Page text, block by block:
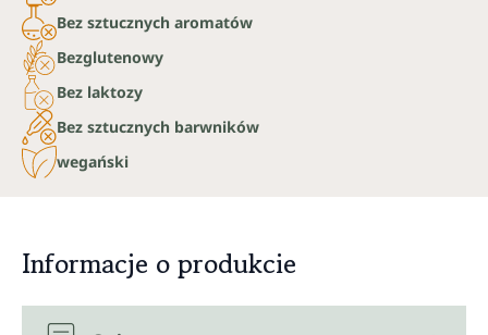
Bez sztucznych aromatów
Bezglutenowy
Bez laktozy
Bez sztucznych barwników
wegański
Informacje o produkcie